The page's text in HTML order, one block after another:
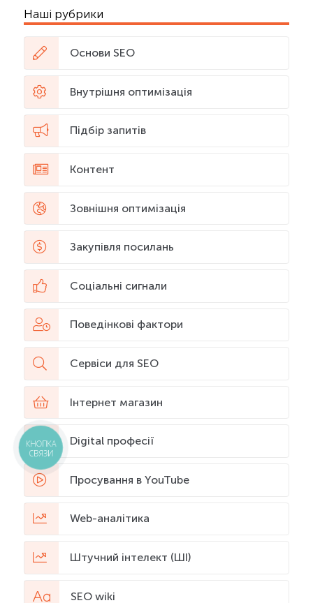
Наші рубрики
Основи SEO
Внутрішня оптимізація
Підбір запитів
Контент
Зовнішня оптимізація
Закупівля посилань
Соціальні сигнали
Поведінкові фактори
Сервіси для SEO
Інтернет магазин
Digital професії
Просування в YouTube
Web-аналітика
Штучний інтелект (ШІ)
SEO wiki
КНОПКА
СВЯЗИ